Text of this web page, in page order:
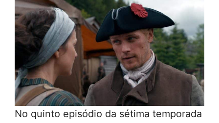
No quinto episódio da sétima temporada